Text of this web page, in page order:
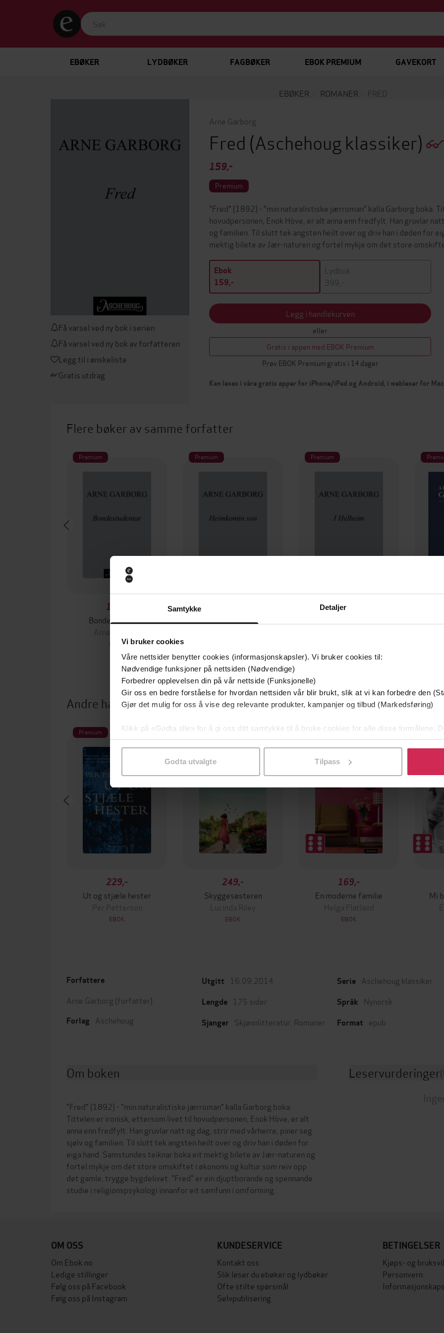
Samtykke Detaljer
Vi bruker cookies
Våre nettsider benytter cookies (informasjonskapsler). Vi bruker cookies til:
Nødvendige funksjoner på nettsiden (Nødvendige)
Forbedrer opplevelsen din på vår nettside (Funksjonelle)
Gir oss en bedre forståelse for hvordan nettsiden vår blir brukt, slik at vi kan forbedre den
Gjør det mulig for oss å vise deg relevante produkter, kampanjer og tilbud (Markedsføring)
Klikk på «Godta alle» for å gi oss ditt samtykke til å bruke cookies for alle disse formålene.
samtykke til spesifikke formål ved å klikke på «Tilpass». Du kan når som helst trekke
Godta utvalgte Tilpass
EBØKER LYDBØKER FAGBØKER EBOK PREMIUM GAVEKORT
EBØKER ROMANER FRED
Få varsel ved ny bok i serien
Få varsel ved ny bok av forfatteren
Legg til i ønskeliste
Gratis utdrag
Arne Garborg
Fred (Aschehoug klassiker)
159,-
Premium
"Fred" (1892) - "min naturalistiske jærroman" kalla Garborg boka.
hovudpersonen, Enok Hòve, er alt anna enn fredfylt. Han gruvlar
og familien. Til slutt tek angsten heilt over og driv han i døden for
mektig bilete av Jær-naturen og fortel mykje om det store
Ebok
159,-
Lydbok
399,-
Legg i handlekurven
eller
Gratis i appen med EBOK Premium
Prøv EBOK Premium gratis i 14 dager
Kan leses i våre gratis apper for iPhone/iPad og Android, i webleser for
Flere bøker av samme forfatter
Premium
159,-
Bondestudentar
Arne Garborg
EBOK
Premium
Heimkomin son
Premium
49,-
Andre har også kjøpt
Premium
229,-
Ut og stjæle hester
Per Petterson
EBOK
249,-
Skyggesøsteren
Lucinda Riley
EBOK
Premium
169,-
En moderne familie
Helga Flatland
EBOK
Boka
Mi
Forfattere
Arne Garborg (forfatter)
Forlag Aschehoug
Utgitt 16.09.2014
Lengde 175 sider
Sjanger Skjønnlitteratur Romaner
Serie Aschehoug klassiker
Språk Nynorsk
Format epub
Om boken
"Fred" (1892) - "min naturalistiske jærroman" kalla Garborg boka.
Tittelen er ironisk, ettersom livet til hovudpersonen, Enok Hòve, er alt
anna enn fredfylt. Han gruvlar natt og dag, strir med vårherre, piner seg
sjølv og familien. Til slutt tek angsten heilt over og driv han i døden for
eiga hand. Samstundes teiknar boka eit mektig bilete av Jær-naturen og
fortel mykje om det store omskiftet i økonomi og kultur som reiv opp
det gamle, trygge bygdelivet. "Fred" er ein djuptborande og spennande
Leservurderinger
OM OSS
Om Ebok.no
Ledige stillinger
Følg oss på Facebook
Følg oss på Instagram
KUNDESERVICE
Kontakt oss
Slik leser du ebøker og lydbøker
Ofte stilte spørsmål
Selvpublisering
BETINGELSER
Kjøps- og
Personvern